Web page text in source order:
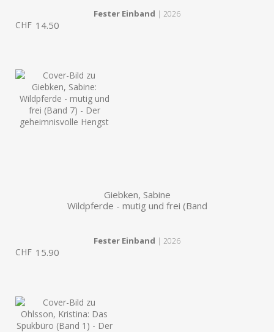
Fester Einband | 2026
CHF 14.50
Giebken, Sabine
Wildpferde - mutig und frei (Band
Fester Einband | 2026
CHF 15.90